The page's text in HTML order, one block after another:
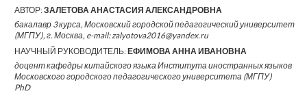
АВТОР:ЗАЛЕТОВА АНАСТАСИЯ АЛЕКСАНДРОВНА
бакалавр 3 курса, Московский городской педагогический университет
(МГПУ), г. Москва, e-mail: zalyotova2016@yandex.ru
НАУЧНЫЙ РУКОВОДИТЕЛЬ:ЕФИМОВА АННА ИВАНОВНА
доцент кафедры китайского языка Института иностранных языков
Московского городского педагогического университета (МГПУ)
PhD